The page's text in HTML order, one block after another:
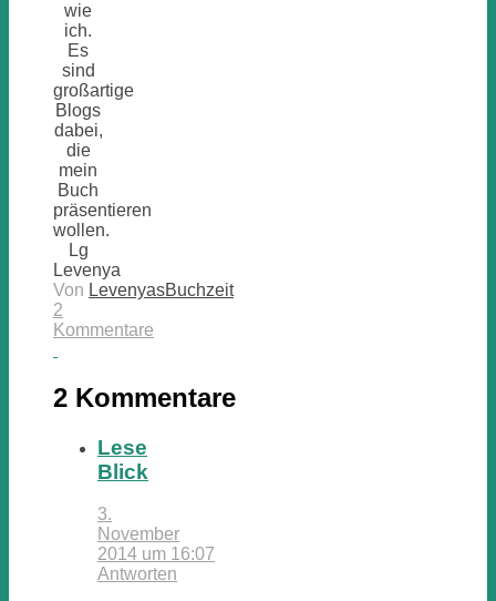
wie
ich.
Es
sind
großartige
Blogs
dabei,
die
mein
Buch
präsentieren
wollen.
Lg
Levenya
Von LevenyasBuchzeit
2
Kommentare
2 Kommentare
Lese
Blick
3.
November
2014 um 16:07
Antworten